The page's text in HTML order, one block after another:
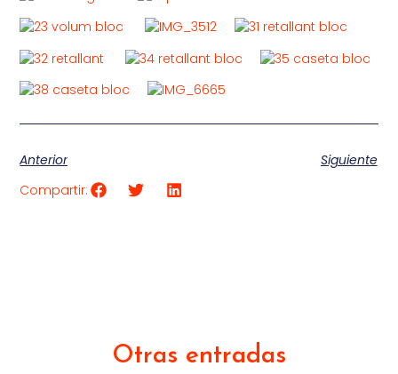
Anterior
Siguiente
Compartir:
Otras entradas